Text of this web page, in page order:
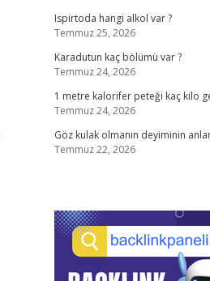
Ispirtoda hangi alkol var ?
Temmuz 25, 2026
Karadutun kaç bölümü var ?
Temmuz 24, 2026
1 metre kalorifer peteği kaç kilo
Temmuz 24, 2026
Göz kulak olmanın deyiminin
Temmuz 22, 2026